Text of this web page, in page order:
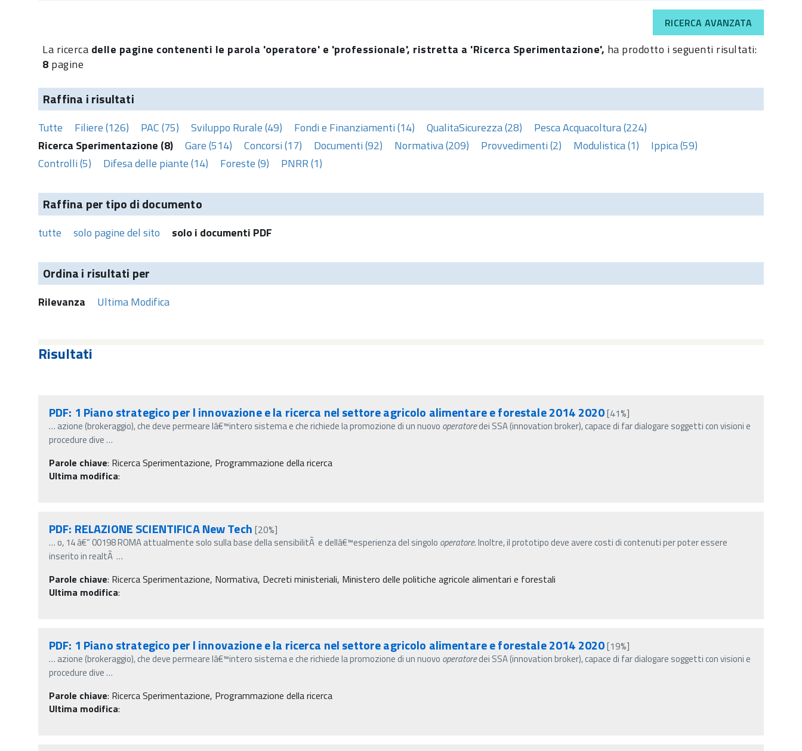
RICERCA AVANZATA
La ricerca delle pagine contenenti le parola 'operatore' e 'professionale', ristretta a 'Ricerca Sperimentazione', ha prodotto i seguenti risultati:
8 pagine
Raffina i risultati
Tutte Filiere (126) PAC (75) Sviluppo Rurale (49) Fondi e Finanziamenti (14) QualitaSicurezza (28)
Pesca Acquacoltura (224)
Ricerca Sperimentazione (8)
Gare (514) Concorsi (17) Documenti (92) Normativa (209) Provvedimenti (2) Modulistica (1)
Ippica (59)
Controlli (5)
Difesa delle piante (14) Foreste (9) PNRR (1)
Raffina per tipo di documento
tutte solo pagine del sito solo i documenti PDF
Ordina i risultati per
Rilevanza Ultima Modifica
Risultati
PDF: 1 Piano strategico per l innovazione e la ricerca nel settore agricolo alimentare e forestale 2014 2020[41%]
… azione (brokeraggio), che deve permeare lâ€™intero sistema e che richiede la promozione di un nuovo operatoredei SSA (innovation broker), capace di far dialogare soggetti con visioni e
procedure dive…
Parole chiave: Ricerca Sperimentazione, Programmazione della ricerca
Ultima modifica:
PDF: RELAZIONE SCIENTIFICA New Tech [20%]
… o, 14 â€“ 00198 ROMA attualmente solo sulla base della sensibilitÃ e dellâ€™esperienza del singolo operatore. Inoltre, il prototipo deve avere costi di contenuti per poter essere
inserito in realtÃ …
Parole chiave: Ricerca Sperimentazione, Normativa, Decreti ministeriali, Ministero delle politiche agricole alimentari e forestali
Ultima modifica:
PDF: 1 Piano strategico per l innovazione e la ricerca nel settore agricolo alimentare e forestale 2014 2020[19%]
… azione (brokeraggio), che deve permeare lâ€™intero sistema e che richiede la promozione di un nuovo operatoredei SSA (innovation broker), capace di far dialogare soggetti con visioni e
procedure dive…
Parole chiave: Ricerca Sperimentazione, Programmazione della ricerca
Ultima modifica: